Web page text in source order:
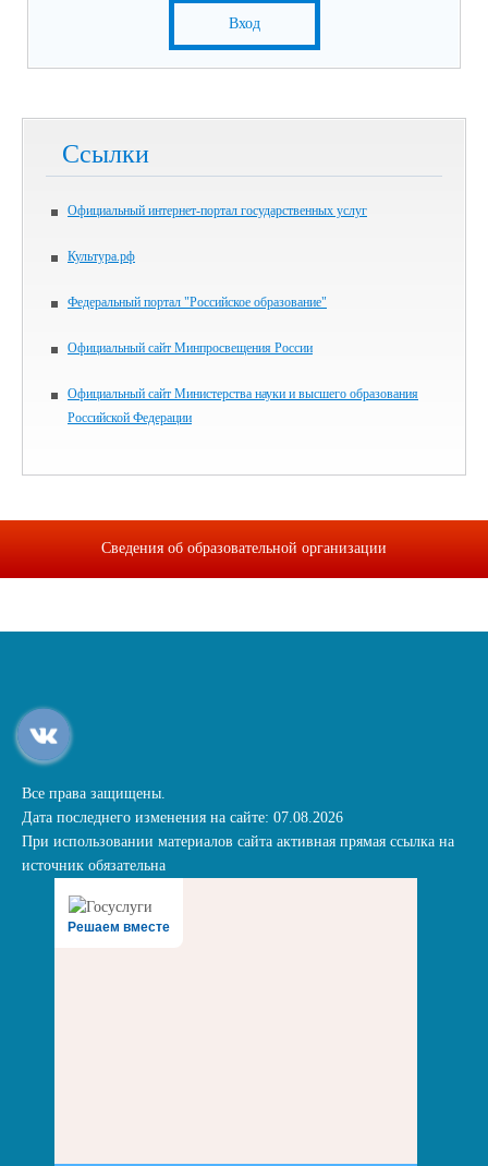
Вход
Ссылки
Официальный интернет-портал государственных услуг
Культура.рф
Федеральный портал "Российское образование"
Официальный сайт Минпросвещения России
Официальный сайт Министерства науки и высшего образования
Российской Федерации
Сведения об образовательной организации
Все права защищены.
Дата последнего изменения на сайте: 07.08.2026
При использовании материалов сайта активная прямая ссылка на
источник обязательна
Решаем вместе